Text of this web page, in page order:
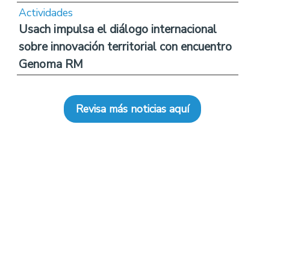
Actividades
Usach impulsa el diálogo internacional
sobre innovación territorial con encuentro
Genoma RM
Revisa más noticias aquí